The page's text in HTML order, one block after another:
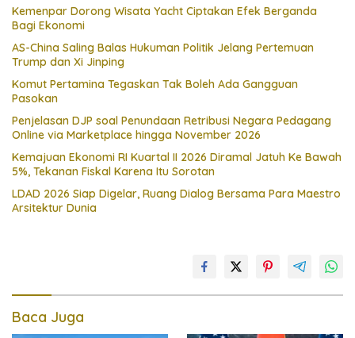
Kemenpar Dorong Wisata Yacht Ciptakan Efek Berganda
Bagi Ekonomi
AS-China Saling Balas Hukuman Politik Jelang Pertemuan
Trump dan Xi Jinping
Komut Pertamina Tegaskan Tak Boleh Ada Gangguan
Pasokan
Penjelasan DJP soal Penundaan Retribusi Negara Pedagang
Online via Marketplace hingga November 2026
Kemajuan Ekonomi RI Kuartal II 2026 Diramal Jatuh Ke Bawah
5%, Tekanan Fiskal Karena Itu Sorotan
LDAD 2026 Siap Digelar, Ruang Dialog Bersama Para Maestro
Arsitektur Dunia
Baca Juga